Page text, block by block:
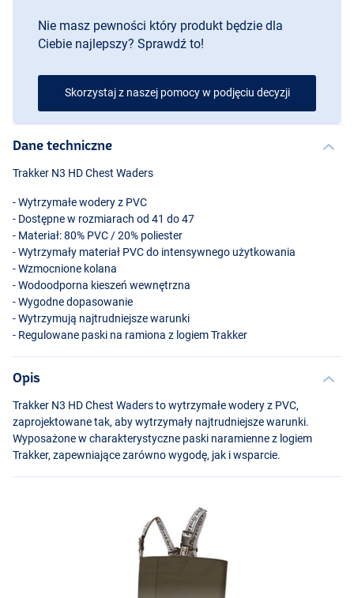
Nie masz pewności który produkt będzie dla
Ciebie najlepszy? Sprawdź to!
Skorzystaj z naszej pomocy w podjęciu decyzji
Dane techniczne
Trakker N3 HD Chest Waders
- Wytrzymałe wodery z PVC
- Dostępne w rozmiarach od 41 do 47
- Materiał: 80% PVC / 20% poliester
- Wytrzymały materiał PVCdo intensywnego użytkowania
- Wzmocnione kolana
- Wodoodporna kieszeń wewnętrzna
- Wygodne dopasowanie
- Wytrzymują najtrudniejsze warunki
- Regulowane paski na ramiona z logiem Trakker
Opis
Trakker N3 HD Chest Waders to wytrzymałe wodery z PVC,
zaprojektowane tak, aby wytrzymały najtrudniejsze warunki.
Wyposażone w charakterystyczne paski naramienne z logiem
Trakker, zapewniające zarówno wygodę, jak i wsparcie.